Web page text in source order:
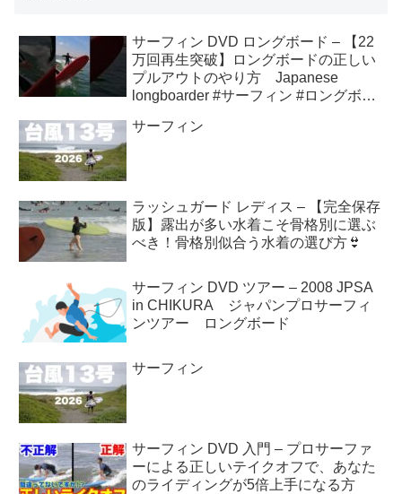
サーフィン DVD ロングボード – 【22
万回再生突破】ロングボードの正しい
プルアウトのやり方 Japanese
longboarder #サーフィン #ロングボー
サーフィン
ラッシュガード レディス – 【完全保存
版】露出が多い水着こそ骨格別に選ぶ
べき！骨格別似合う水着の選び方👙
サーフィン DVD ツアー – 2008 JPSA
in CHIKURA ジャパンプロサーフィ
ンツアー ロングボード
サーフィン
サーフィン DVD 入門 – プロサーファ
ーによる正しいテイクオフで、あなた
のライディングが5倍上手になる方